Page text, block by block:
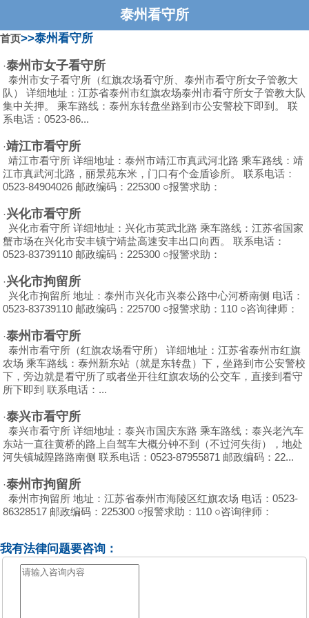
泰州看守所
首页>>泰州看守所
·泰州市女子看守所
泰州市女子看守所（红旗农场看守所、泰州市看守所女子管教大
队） 详细地址：江苏省泰州市红旗农场泰州市看守所女子管教大队
集中关押。 乘车路线：泰州东转盘坐路到市公安警校下即到。 联
系电话：0523-86...
·靖江市看守所
靖江市看守所 详细地址：泰州市靖江市真武河北路 乘车路线：靖
江市真武河北路，丽景苑东米，门口有个金盾诊所。 联系电话：
0523-84904026 邮政编码：225300 ○报警求助：
·兴化市看守所
兴化市看守所 详细地址：兴化市英武北路 乘车路线：江苏省国家
蟹市场在兴化市安丰镇宁靖盐高速安丰出口向西。 联系电话：
0523-83739110 邮政编码：225300 ○报警求助：
·兴化市拘留所
兴化市拘留所 地址：泰州市兴化市兴泰公路中心河桥南侧 电话：
0523-83739110 邮政编码：225700 ○报警求助： 110 ○咨询律师：
·泰州市看守所
泰州市看守所（红旗农场看守所） 详细地址：江苏省泰州市红旗
农场 乘车路线：泰州新东站（就是东转盘）下，坐路到市公安警校
下，旁边就是看守所了或者坐开往红旗农场的公交车，直接到看守
所下即到 联系电话：...
·泰兴市看守所
泰兴市看守所 详细地址：泰兴市国庆东路 乘车路线：泰兴老汽车
东站一直往黄桥的路上自驾车大概分钟不到（不过河失街），地处
河失镇城隍路路南侧 联系电话：0523-87955871 邮政编码：22...
·泰州市拘留所
泰州市拘留所 地址：江苏省泰州市海陵区红旗农场 电话：0523-
86328517 邮政编码：225300 ○报警求助： 110 ○咨询律师：
我有法律问题要咨询：